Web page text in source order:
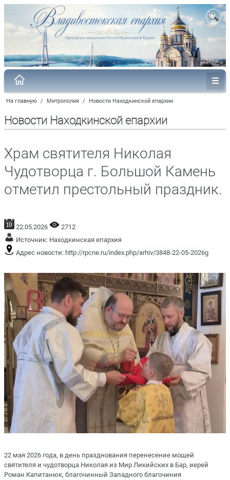
На главную / Митрополия / Новости Находкинской епархии
Новости Находкинской епархии
Храм святителя Николая
Чудотворца г. Большой Камень
отметил престольный праздник.
22.05.2026
2712
Источник: Находкинская епархия
Адрес новости: http://rpcne.ru/index.php/arhiv/3848-22-05-2026g
22 мая 2026 года, в день празднования перенесение мощей
святителя и чудотворца Николая из Мир Ликийских в Бар, иерей
Роман Капитанюк, благочинный Западного благочиния